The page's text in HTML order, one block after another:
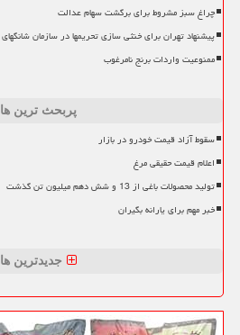
چراغ سبز مشروط برای برگشت سهام عدالت
پیشنهاد تهران برای خنثی سازی تحریمها در سازمان شانگهای
ممنوعیت واردات برنج نامرغوب
پربحث ترین ها
سقوط آزاد قیمت خودرو در بازار
اعلام قیمت حقیقی مرغ
تولید محصولات باغی از 13 و شش دهم میلیون تن گذشت
خبر مهم برای یارانه بگیران
جدیدترین ها